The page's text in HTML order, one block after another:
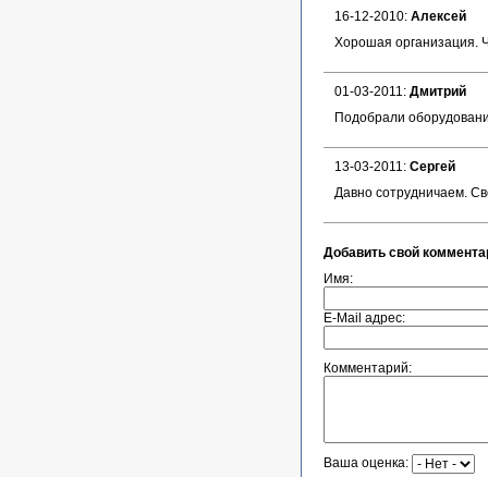
16-12-2010: Алексей
Хорошая организация.
01-03-2011: Дмитрий
Подобрали
13-03-2011: Сергей
Давно сотрудничаем.
Добавить свой
Имя:
E-Mail адрес:
Комментарий:
Ваша оценка: